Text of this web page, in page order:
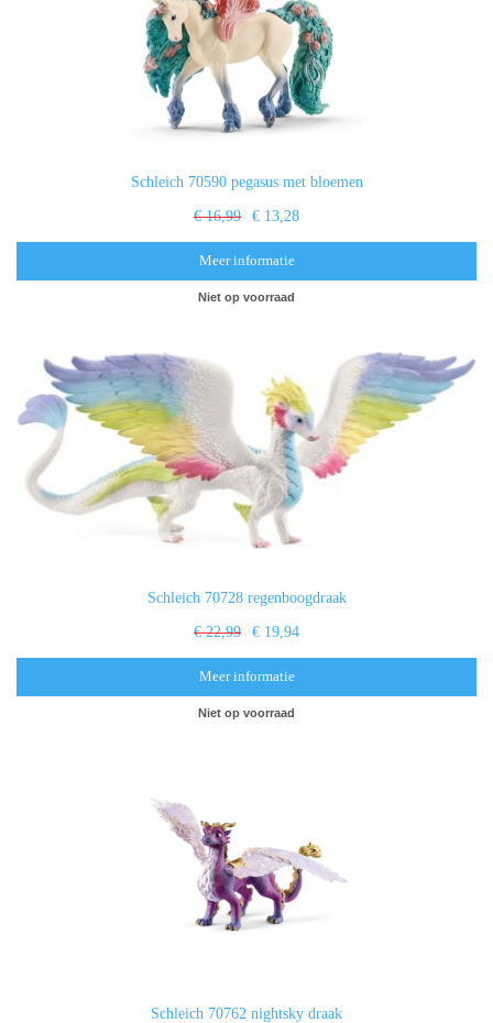
Schleich 70590 pegasus met bloemen
€ 16,99 € 13,28
Meer informatie
Niet op voorraad
Schleich 70728 regenboogdraak
€ 22,99 € 19,94
Meer informatie
Niet op voorraad
Schleich 70762 nightsky draak